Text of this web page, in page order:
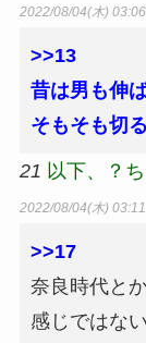
2022/08/04(木)
>>13
昔は男も伸
そもそも切
21 以下、？
2022/08/04(木)
>>17
奈良時代と
感じではない